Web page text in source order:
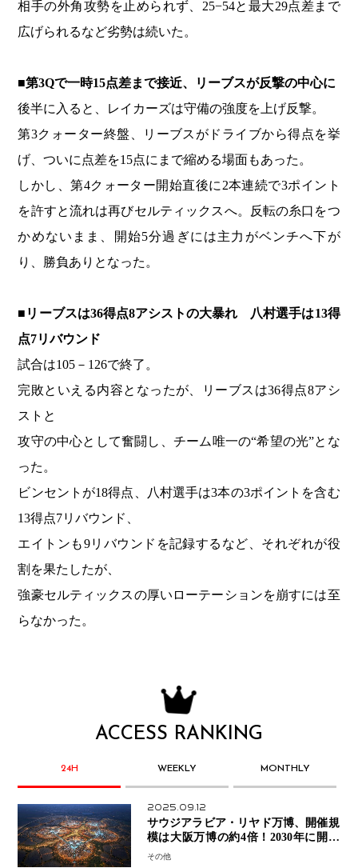
相手の外角攻勢を止められず、25−54と最大29点差まで
広げられるなど劣勢は続いた。
■第3Qで一時15点差まで接近、リーブスが反撃の中心に
後半に入ると、レイカーズは守備の強度を上げ反撃。
第3クォーター終盤、リーブスがドライブから得点を挙
げ、ついに点差を15点にまで縮める場面もあった。
しかし、第4クォーター開始直後に2本連続で3ポイント
を許すと流れは再びセルティックスへ。反転の糸口をつ
かめないまま、開始5分過ぎには主力がベンチへ下が
り、勝負ありとなった。
■リーブスは36得点8アシストの大暴れ 八村選手は13得
点7リバウンド
試合は105－126で終了。
完敗といえる内容となったが、リーブスは36得点8アシ
ストと
攻守の中心として奮闘し、チーム唯一の“希望の光”とな
った。
ビンセントが18得点、八村選手は3本の3ポイントを含む
13得点7リバウンド、
エイトンも9リバウンドを記録するなど、それぞれが役
割を果たしたが、
強豪セルティックスの厚いローテーションを崩すには至
らなかった。
ACCESS RANKING
24H WEEKLY MONTHLY
2025.09.12
サウジアラビア・リヤド万博、開催規
模は大阪万博の約4倍！2030年に開幕
予定
その他